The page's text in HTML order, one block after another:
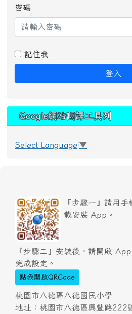
密碼
記住我
登入
Google網站翻譯工具列
Select Language ▼
『步驟一』請用
載安裝 App。
『步驟二』安裝後，請開啟
完成設定。
點我開啟QRCode
桃園市八德區八德國民小學
地址：桃園市八德區興豐路222